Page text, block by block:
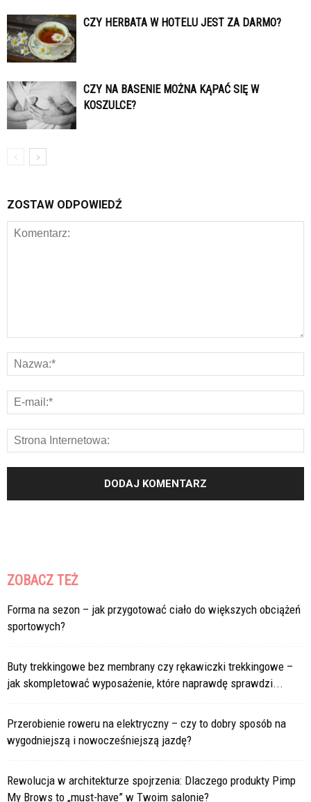
CZY HERBATA W HOTELU JEST ZA DARMO?
CZY NA BASENIE MOŻNA KĄPAĆ SIĘ W
KOSZULCE?
ZOSTAW ODPOWIEDŹ
ZOBACZ TEŻ
Forma na sezon – jak przygotować ciało do większych obciążeń
sportowych?
Buty trekkingowe bez membrany czy rękawiczki trekkingowe –
jak skompletować wyposażenie, które naprawdę sprawdzi...
Przerobienie roweru na elektryczny – czy to dobry sposób na
wygodniejszą i nowocześniejszą jazdę?
Rewolucja w architekturze spojrzenia: Dlaczego produkty Pimp
My Brows to „must-have” w Twoim salonie?